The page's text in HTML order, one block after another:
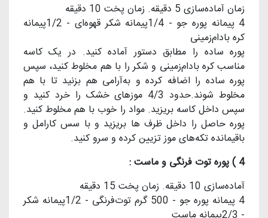
زمان آماده‌سازی 5 دقیقه. زمان پخت 10 دقیقه
4 پیمانه پوره جو - 1/4پیمانه شکر قهوه‌ای - 1/2پیمانه
کره بادام‌زمینی
پوره‌ ساده را مطابق دستور آماده کنید. در یک کاسه
مناسب کره بادام‌زمینی و شکر را با هم مخلوط کنید، سپس
پوره‌ ساده را اضافه کرده و به‌آرامی هم بزنید تا با هم
مخلوط شوند.حدود 4/3 موزهای خشک را خرد کنید و
سپس داخل کاسه بریزید. مواد را خوب با هم مخلوط کنید.
پوره‌ حاصل را داخل ظرف ها بریزید و با سس کارامل و
باقیمانده تکه‌های موز تزیین کرده و سرو کنید.
4 ) پوره توت فرنگی و ماست :
آماده‌سازی 10 دقیقه. زمان پخت 15 دقیقه
4 پیمانه پوره جو - 500 گرم توت‌فرنگی - 1/2پیمانه شکر